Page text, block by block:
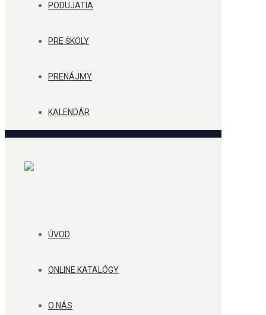
PODUJATIA
PRE ŠKOLY
PRENÁJMY
KALENDÁR
ÚVOD
ONLINE KATALÓGY
O NÁS